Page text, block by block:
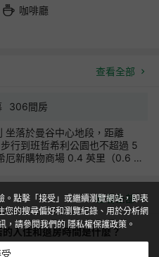
咖啡廳
查看全部
306間房
行到班哲希利公園也不超過 5
厄新購物商場 0.4 英里（0.6 公
心等度假設施。此飯店還提供免
享用一頓美餐；也可去飯店的咖
，點一杯喜歡的飲品，暢飲一
即點即煮早餐。 特色服務/設
服務和行李寄存。飯店設有收
提供免費代客停車。 有 306 間
查看全部
入住和退房時間是什麼？
12:00以前
點擊「接受」或繼續瀏覽網站，即表
的搜尋偏好和瀏覽紀錄、用於分析網
，請參閱我們的 隱私權保護政策 。